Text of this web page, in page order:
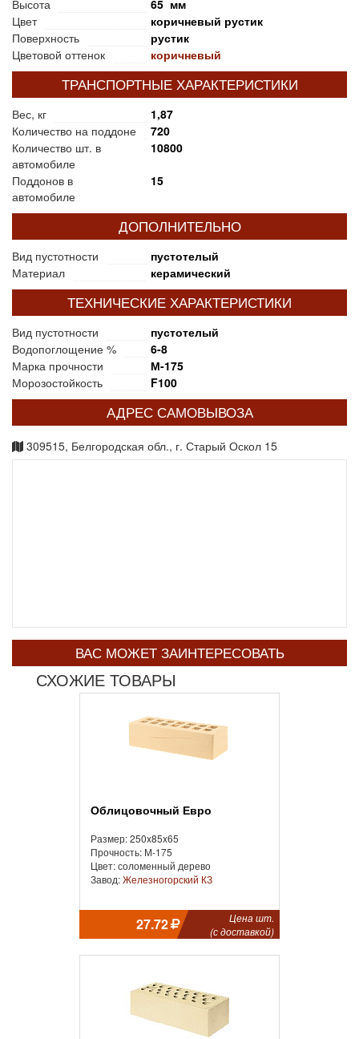
Высота
65 мм
Цвет
коричневый рустик
Поверхность
рустик
Цветовой оттенок
коричневый
ТРАНСПОРТНЫЕ ХАРАКТЕРИСТИКИ
Вес, кг
1,87
Количество на поддоне
720
Количество шт. в
автомобиле
10800
Поддонов в
автомобиле
15
ДОПОЛНИТЕЛЬНО
Вид пустотности
пустотелый
Материал
керамический
ТЕХНИЧЕСКИЕ ХАРАКТЕРИСТИКИ
Вид пустотности
пустотелый
Водопоглощение %
6-8
Марка прочности
М-175
Морозостойкость
F100
АДРЕС САМОВЫВОЗА
309515, Белгородская обл., г. Старый Оскол 15
ВАС МОЖЕТ ЗАИНТЕРЕСОВАТЬ
СХОЖИЕ ТОВАРЫ
Облицовочный Евро
Размер: 250x85x65
Прочность: М-175
Цвет: соломенный дерево
Завод:Железногорский КЗ
27.72
Цена шт.
(с доставкой)